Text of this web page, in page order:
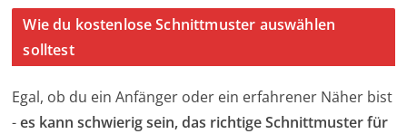
Wie du kostenlose Schnittmuster auswählen
solltest
Egal, ob du ein Anfänger oder ein erfahrener Näher bist
-es kann schwierig sein, das richtige Schnittmuster für